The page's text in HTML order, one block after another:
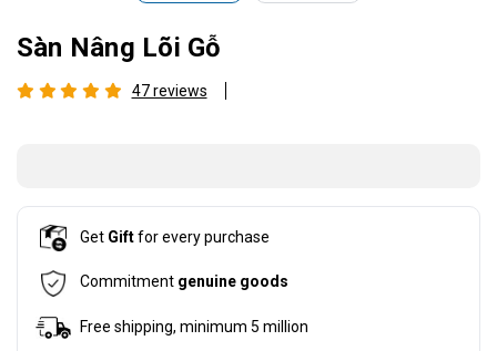
Sàn Nâng Lõi Gỗ
47 reviews
Get Giftfor every purchase
Commitment genuine goods
Free shipping, minimum 5 million